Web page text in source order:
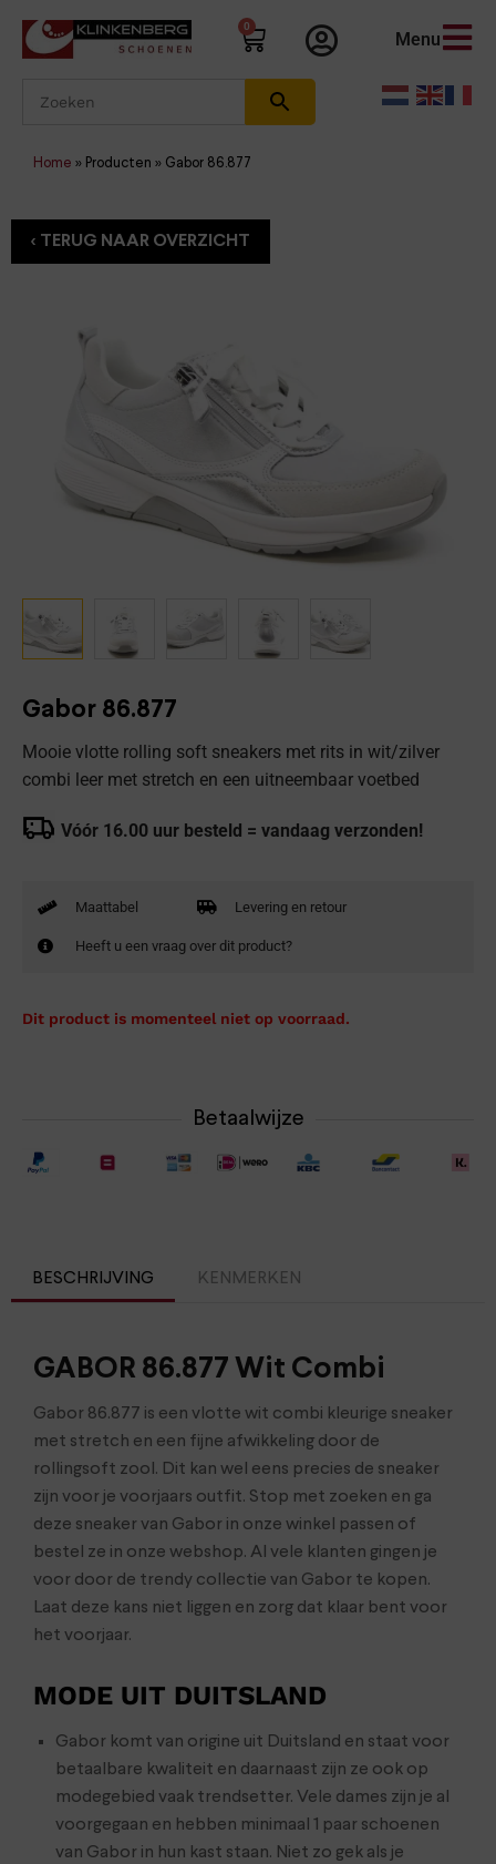
0
Menu
Home » Producten » Gabor 86.877
Gabor 86.877
Mooie vlotte rolling soft sneakers met rits in wit/zilver
combi leer met stretch en een uitneembaar voetbed
Vóór 16.00 uur besteld = vandaag verzonden!
Maattabel Levering en retour
Heeft u een vraag over dit product?
Dit product is momenteel niet op voorraad.
Betaalwijze
BESCHRIJVING KENMERKEN
GABOR 86.877 Wit Combi
Gabor 86.877 is een vlotte wit combi kleurige sneaker
met stretch en een fijne afwikkeling door de
rollingsoft zool. Dit kan wel eens precies de sneaker
zijn voor je voorjaars outfit. Stop met zoeken en ga
deze sneaker van Gabor in onze winkel passen of
bestel ze in onze webshop. Al vele klanten gingen je
voor door de trendy collectie van Gabor te kopen.
Laat deze kans niet liggen en zorg dat klaar bent voor
het voorjaar.
MODE UIT DUITSLAND
Gabor komt van origine uit Duitsland en staat voor
betaalbare kwaliteit en daarnaast zijn ze ook op
modegebied vaak trendsetter. Vele dames zijn je al
voorgegaan en hebben minimaal 1 paar schoenen
van Gabor in hun kast staan. Niet zo gek als je